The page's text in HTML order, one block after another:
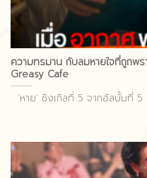
ความทรมาน กับลมหายใจที่ถูกพร
Greasy Cafe
‘หาย’ ซิงเกิลที่ 5 จากอัลบั้มที่ 5